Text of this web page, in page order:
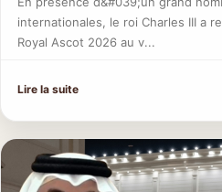
internationales, le roi Charles III a
Royal Ascot 2026 au v...
Lire la suite